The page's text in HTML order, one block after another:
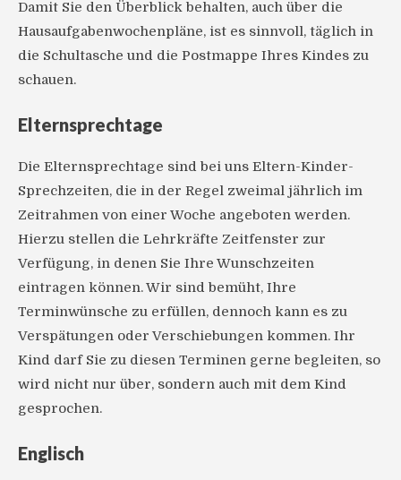
Damit Sie den Überblick behalten, auch über die
Hausaufgabenwochenpläne, ist es sinnvoll, täglich in
die Schultasche und die Postmappe Ihres Kindes zu
schauen.
Elternsprechtage
Die Elternsprechtage sind bei uns Eltern-Kinder-
Sprechzeiten, die in der Regel zweimal jährlich im
Zeitrahmen von einer Woche angeboten werden.
Hierzu stellen die Lehrkräfte Zeitfenster zur
Verfügung, in denen Sie Ihre Wunschzeiten
eintragen können. Wir sind bemüht, Ihre
Terminwünsche zu erfüllen, dennoch kann es zu
Verspätungen oder Verschiebungen kommen. Ihr
Kind darf Sie zu diesen Terminen gerne begleiten, so
wird nicht nur über, sondern auch mit dem Kind
gesprochen.
Englisch